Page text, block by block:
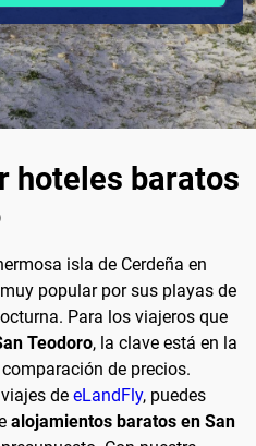
hoteles baratos
isla de Cerdeña en
popular por sus playas de
Para los viajeros que
Teodoro, la clave está en la
de precios.
de eLandFly, puedes
alojamientos baratos en San